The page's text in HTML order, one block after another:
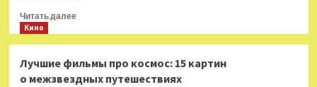
от
ИИ
—
Год
Литературы
Читать далееПрочитать
набор
в
Кино
Лучшие фильмы про космос: 15 картин
о межзвездных путешествиях